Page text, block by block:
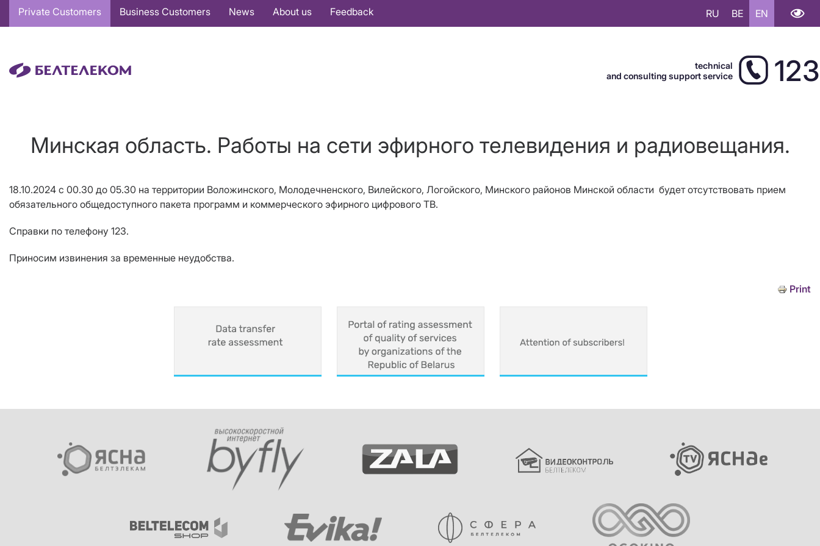
Основная
навигация
Private Customers Business Customers News About us Feedback RU BE EN
technical
and consulting support service
123
Минская область. Работы на сети эфирного телевидения и радиовещания.
18.10.2024 с 00.30 до 05.30 на территории Воложинского, Молодечненского, Вилейского, Логойского, Минского районов Минской области будет отсутствовать прием
обязательного общедоступного пакета программ и коммерческого эфирного цифрового ТВ.
Справки по телефону 123.
Приносим извинения за временные неудобства.
Print